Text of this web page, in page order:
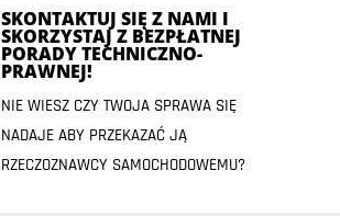
SKONTAKTUJ SIĘ Z NAMI I
SKORZYSTAJ Z BEZPŁATNEJ
PORADY TECHNICZNO-
PRAWNEJ!
NIE WIESZ CZY TWOJA SPRAWA SIĘ
NADAJE ABY PRZEKAZAĆ JĄ
RZECZOZNAWCY SAMOCHODOWEMU?